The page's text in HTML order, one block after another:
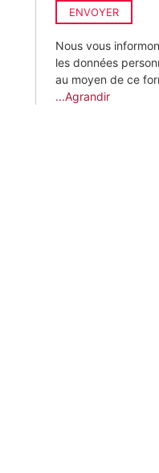
ENVOYER
Nous vous
les données
au moyen de ce
...Agrandir